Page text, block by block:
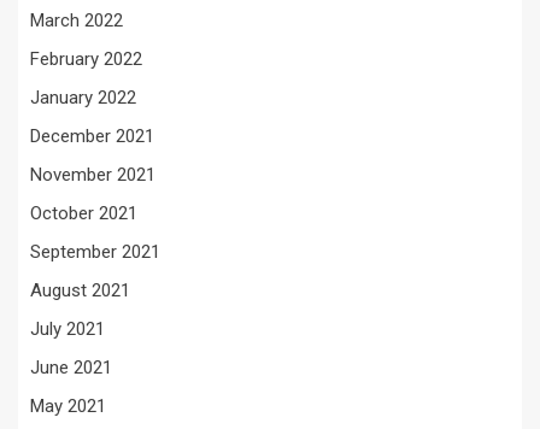
March 2022
February 2022
January 2022
December 2021
November 2021
October 2021
September 2021
August 2021
July 2021
June 2021
May 2021